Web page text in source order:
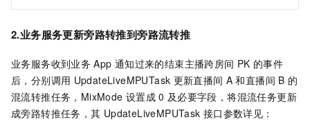
2.业务服务更新旁路转推到旁路流转推
业务服务收到业务 App 通知过来的结束主播跨房间 PK 的事件
后，分别调用 UpdateLiveMPUTask 更新直播间 A 和直播间 B 的
混流转推任务，MixMode 设置成 0 及必要字段，将混流任务更新
成旁路转推任务，其 UpdateLiveMPUTask 接口参数详见：